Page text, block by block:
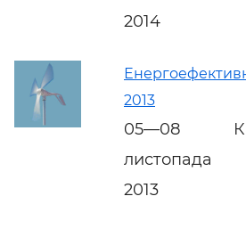
2014
2013
05—08
листопада
2013